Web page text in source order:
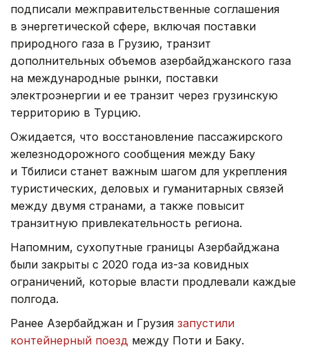
подписали межправительственные соглашения
в энергетической сфере, включая поставки
природного газа в Грузию, транзит
дополнительных объемов азербайджанского газа
на международные рынки, поставки
электроэнергии и ее транзит через грузинскую
территорию в Турцию.
Ожидается, что восстановление пассажирского
железнодорожного сообщения между Баку
и Тбилиси станет важным шагом для укрепления
туристических, деловых и гуманитарных связей
между двумя странами, а также повысит
транзитную привлекательность региона.
Напомним, сухопутные границы Азербайджана
были закрыты с 2020 года из-за ковидных
ограничений, которые власти продлевали каждые
полгода.
Ранее Азербайджан и Грузия запустили
контейнерный поезд между Поти и Баку.